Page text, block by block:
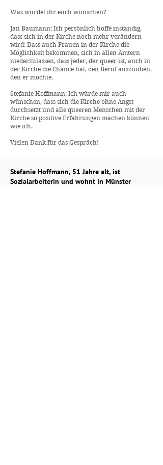
Was würdet ihr euch wünschen?
Jan Baumann: Ich persönlich hoffe inständig,
dass sich in der Kirche noch mehr verändern
wird: Dass auch Frauen in der Kirche die
Möglichkeit bekommen, sich in allen Ämtern
niederzulassen, dass jeder, der queer ist, auch in
der Kirche die Chance hat, den Beruf auszuüben,
den er möchte.
Stefanie Hoffmann: Ich würde mir auch
wünschen, dass sich die Kirche ohne Angst
durchsetzt und alle queeren Menschen mit der
Kirche so positive Erfahrungen machen können
wie ich.
Vielen Dank für das Gespräch!
Stefanie Hoffmann, 51 Jahre alt, ist
Sozialarbeiterin und wohnt in Münster